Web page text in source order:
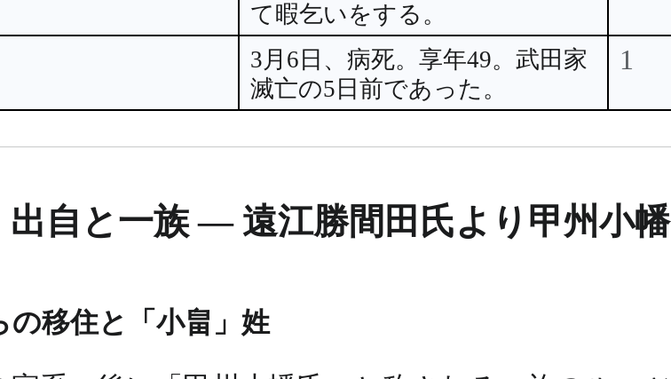
て暇乞いをする。
3月6日、病死。享年49。武田家
滅亡の5日前であった。
1
出自と一族 ― 遠江勝間田氏より甲州小
の移住と「小畠」姓